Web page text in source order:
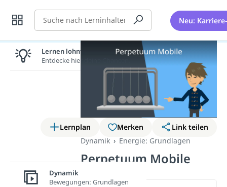
Suche Neu:
Lernplan Merken
Link teilen
Dynamik
Energie: Grundlagen
Perpetuum Mobile
Lernen lohnt sich!
Entdecke hier deine Chancen.
Dynamik
Bewegungen: Grundlagen